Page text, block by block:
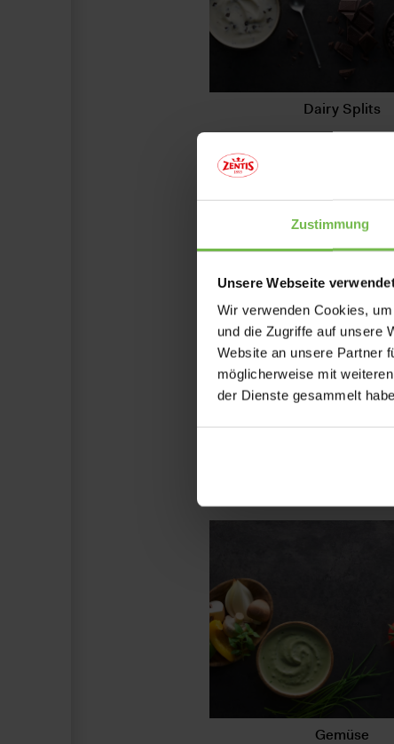
Zustimmung
Unsere Webseite
Wir verwenden Cookies,
und die Zugriffe auf unsere
Website an unsere Partner
möglicherweise mit
der Dienste gesammelt
Dairy Splits
Gemüse